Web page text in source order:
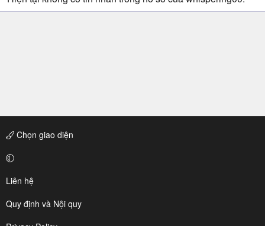
Chọn giao diện
Liên hệ
Quy định và Nội quy